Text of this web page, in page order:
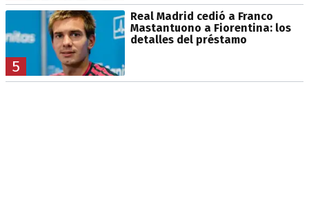
5
Real Madrid cedió a Franco
Mastantuono a Fiorentina: los
detalles del préstamo